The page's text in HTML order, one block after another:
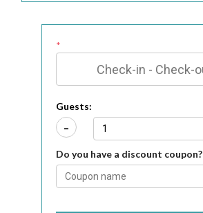
*
Guests:
-
Do you have a discount coupon?